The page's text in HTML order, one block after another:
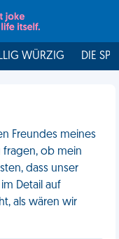
WÜRZIG DIE
Freundes meines
fragen, ob mein
dass unser
Detail auf
als wären wir